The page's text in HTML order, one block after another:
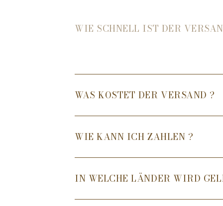
WIE SCHNELL IST DER
WAS KOSTET DER VERSAND ?
WIE KANN ICH ZAHLEN ?
IN WELCHE LÄNDER WIRD